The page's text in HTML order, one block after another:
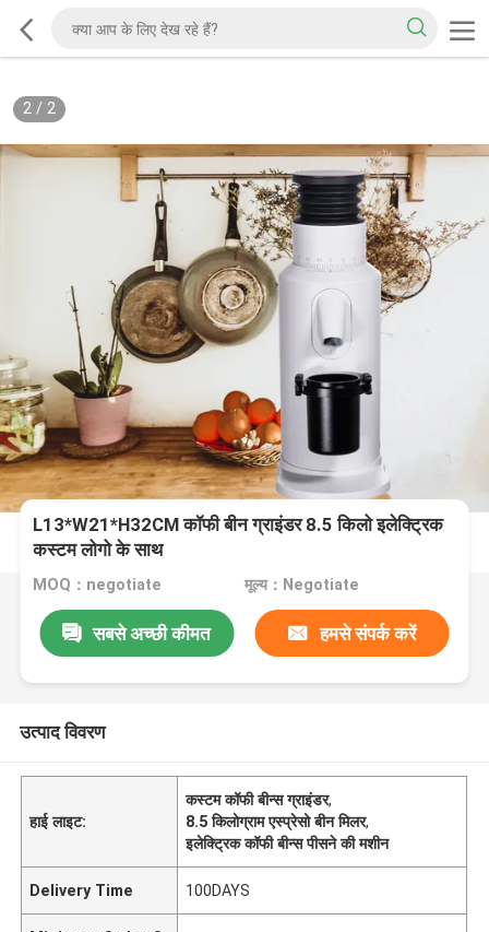
2/ 2
L13*W21*H32CM कॉफी बीन ग्राइंडर 8.5 किलो इलेक्ट्रिक
कस्टम लोगो के साथ
MOQ：negotiate मूल्य：Negotiate
सबसे अच्छी कीमत हमसे संपर्क करें
उत्पाद विवरण
हाई लाइट:
कस्टम कॉफी बीन्स ग्राइंडर,
8.5 किलोग्राम एस्प्रेसो बीन मिलर,
इलेक्ट्रिक कॉफी बीन्स पीसने की मशीन
Delivery Time 100DAYS